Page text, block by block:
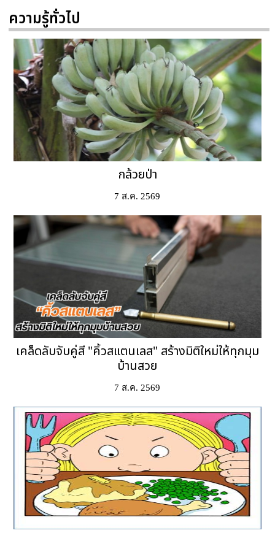
ความรู้ทั่วไป
กล้วยป่า
7 ส.ค. 2569
เคล็ดลับจับคู่สี "คิ้วสแตนเลส" สร้างมิติใหม่ให้ทุกมุม
บ้านสวย
7 ส.ค. 2569